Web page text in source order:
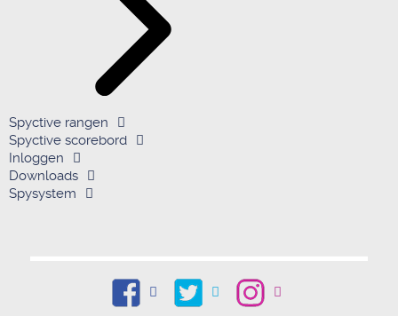
Spyctive rangen
Spyctive scorebord
Inloggen
Downloads
Spysystem